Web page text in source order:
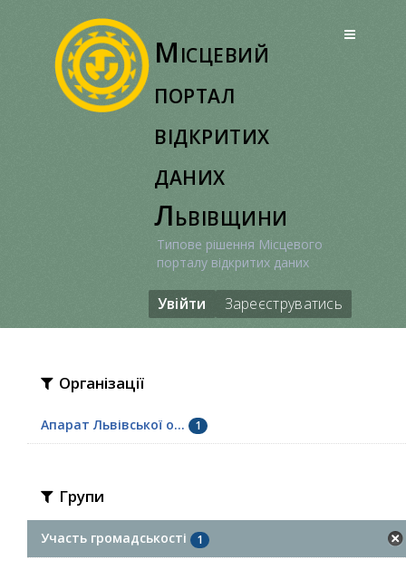
Місцевий
портал
відкритих
даних
Львівщини
Типове рішення Місцевого
порталу відкритих даних
Увійти Зареєструватись
Організації
Апарат Львівської о... 1
Групи
Участь громадськості 1